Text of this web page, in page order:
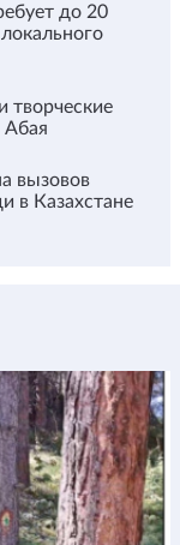
до 20
творческие
Абая
вызовов
в Казахстане